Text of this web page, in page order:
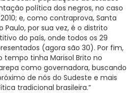
política dos negros, no caso
e, como contraprova, Santa
Paulo, por sua vez, é o distrito
do país, onde todos os 29
(agora são 30). Por fim,
tempo tinha Marisol Brito no
como governadora, buscando
de nós do Sudeste e mais
tradicional brasileira.”